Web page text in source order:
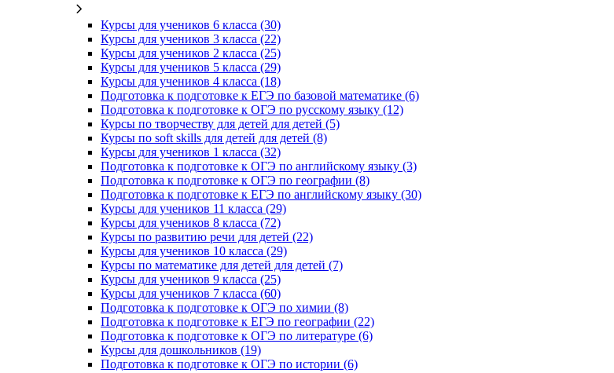
Курсы для учеников 6 класса (30)
Курсы для учеников 3 класса (22)
Курсы для учеников 2 класса (25)
Курсы для учеников 5 класса (29)
Курсы для учеников 4 класса (18)
Подготовка к подготовке к ЕГЭ по базовой математике (6)
Подготовка к подготовке к ОГЭ по русскому языку (12)
Курсы по творчеству для детей для детей (5)
Курсы по soft skills для детей для детей (8)
Курсы для учеников 1 класса (32)
Подготовка к подготовке к ОГЭ по английскому языку (3)
Подготовка к подготовке к ОГЭ по географии (8)
Подготовка к подготовке к ЕГЭ по английскому языку (30)
Курсы для учеников 11 класса (29)
Курсы для учеников 8 класса (72)
Курсы по развитию речи для детей (22)
Курсы для учеников 10 класса (29)
Курсы по математике для детей для детей (7)
Курсы для учеников 9 класса (25)
Курсы для учеников 7 класса (60)
Подготовка к подготовке к ОГЭ по химии (8)
Подготовка к подготовке к ЕГЭ по географии (22)
Подготовка к подготовке к ОГЭ по литературе (6)
Курсы для дошкольников (19)
Подготовка к подготовке к ОГЭ по истории (6)